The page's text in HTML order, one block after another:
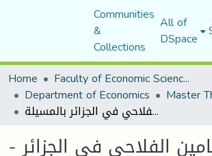
Communities
&
Collections
All of
DSpace
Home
Faculty of Economic Sciences, Commerce and Management Sciences
Department of Economics Master
واقع التامين الفلاحي في الجزائر - دراسة استبيانية لمجموعة من المؤسسات حول واقع التامين الفلاحي في الجزائر بالمسيلة-
الفلاحي في الجزائر -